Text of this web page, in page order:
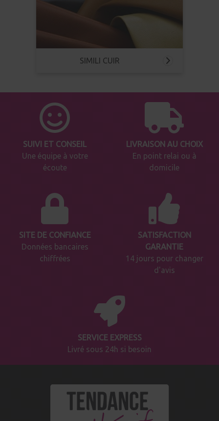
SIMILI CUIR
SUIVI ET CONSEIL
Une équipe à votre
écoute
LIVRAISON AU CHOIX
En point relai ou à
domicile
SITE DE CONFIANCE
Données bancaires
chiffrées
SATISFACTION
GARANTIE
14 jours pour changer
d'avis
SERVICE EXPRESS
Livré sous 24h si besoin